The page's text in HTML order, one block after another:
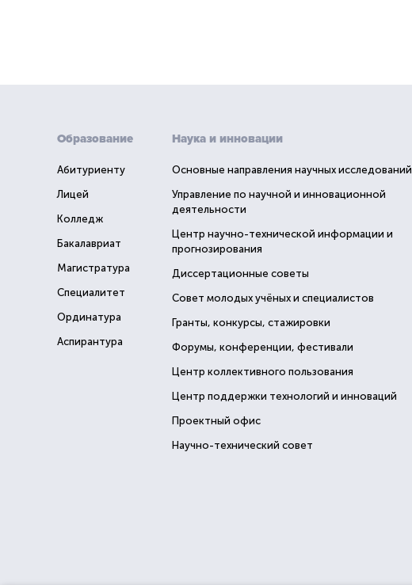
Образование
Абитуриенту
Лицей
Колледж
Бакалавриат
Магистратура
Специалитет
Ординатура
Аспирантура
Наука и инновации
Основные направления научных исследований
Управление по научной и инновационной
деятельности
Центр научно-технической информации и
прогнозирования
Диссертационные советы
Совет молодых учёных и специалистов
Гранты, конкурсы, стажировки
Форумы, конференции, фестивали
Центр коллективного пользования
Центр поддержки технологий и инноваций
Проектный офис
Научно-технический совет